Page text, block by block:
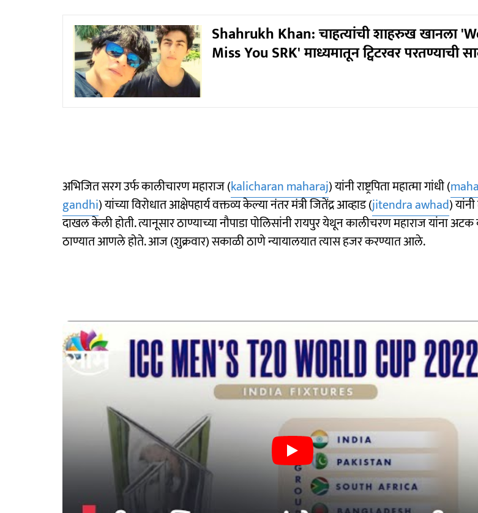
Shahrukh Khan: चाहत्यांची शाहरुख खानला
Miss You SRK' माध्यमातून ट्विटरवर परतण्याची
अभिजित सरग उर्फ कालीचारण महाराज (kalicharan maharaj) यांनी राष्ट्रपिता महात्मा गांधी (
gandhi) यांच्या विरोधात आक्षेपहार्य वक्तव्य केल्या नंतर मंत्री जितेंद्र आव्हाड (jitendra awhad)
दाखल केली हाेती. त्यानूसार ठाण्याच्या नौपाडा पोलिसांनी रायपुर येथून कालीचरण महाराज यांना
ठाण्यात आणले हाेते. आज (शुक्रवार) सकाळी ठाणे न्यायालयात त्यास हजर करण्यात आले.